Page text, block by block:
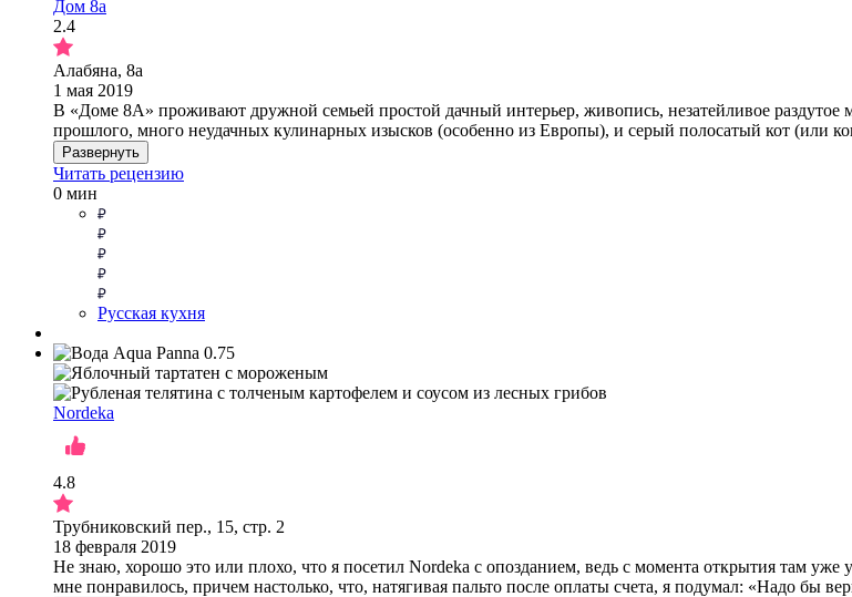
Дом 8а
2.4
Алабяна, 8а
1 мая 2019
В «Доме 8А» проживают дружной семьей простой дачный интерьер, живопись, незатейливое раздутое
прошлого, много неудачных кулинарных изысков (особенно из Европы), и серый полосатый кот (или
Развернуть
Читать рецензию
0 мин
Русская кухня
Nordeka
4.8
Трубниковский пер., 15, стр. 2
18 февраля 2019
Не знаю, хорошо это или плохо, что я посетил Nordeka с опозданием, ведь с момента открытия там
мне понравилось, причем настолько, что, натягивая пальто после оплаты счета, я подумал: «Надо бы